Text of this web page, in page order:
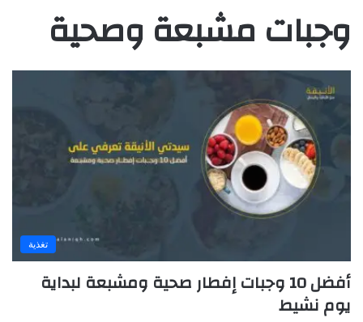
وجبات مشبعة وصحية
تغذية
أفضل 10 وجبات إفطار صحية ومشبعة لبداية
يوم نشيط